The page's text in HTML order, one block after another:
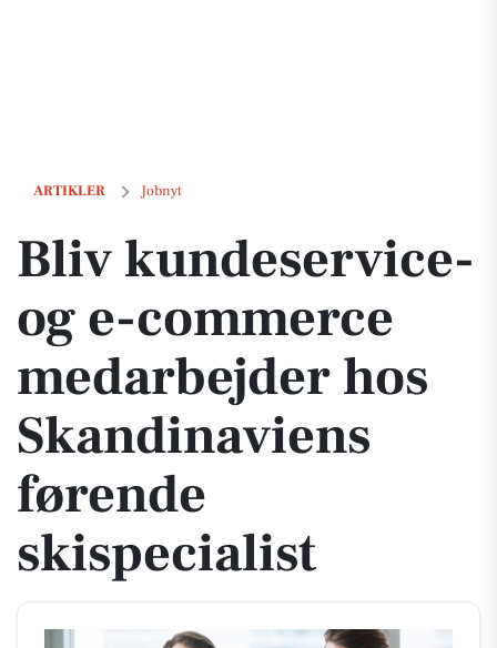
ARTIKLER Jobnyt
Bliv kundeservice- og e-commerce medarbejder hos Skandinaviens
Bliv kundeservice-
og e-commerce
medarbejder hos
Skandinaviens
førende
skispecialist